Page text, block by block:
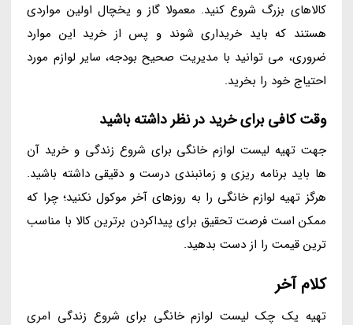
کالاهای بزرگ شروع کنید. معمولا گاز و یخچال اولین مواردی
هستند که باید خریداری شوند و پس از خرید این موارد
ضروری، می توانید با مدیریت صحیح بودجه، سایر لوازم مورد
احتیاج خود را بخرید.
وقت کافی برای خرید در نظر داشته باشید
جهت تهیه لیست لوازم خانگی برای شروع زندگی و خرید آن
ها باید برنامه ریزی و زمانبندی درست و دقیقی داشته باشید.
هرگز تهیه لوازم خانگی را به روزهای آخر موکول نکنید؛ چرا که
ممکن است فرصت تحقیق برای پیداکردن برترین کالا با مناسب
ترین قیمت را از دست بدهید.
کلام آخر
تهیه یک چک لیست لوازم خانگی برای شروع زندگی امری